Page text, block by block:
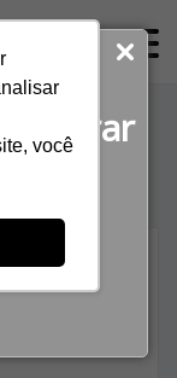
gerar
você
entre